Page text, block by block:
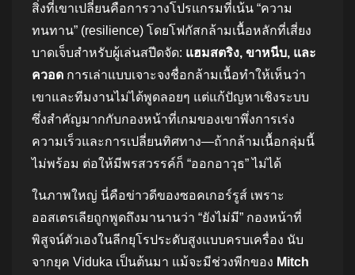
สิ่งที่เขาเปลี่ยนคือการวางโปรแกรมที่เน้น “ความ
ทนทาน” (resilience) โดยโฟกัสกล้ามเนื้อหลักที่เสี่ยง
บาดเจ็บสำหรับผู้เล่นสปีดจัด: แฮมสตริง, ขาหนีบ, และ
ควอด การเล่าแบบเจาะจงชื่อกล้ามเนื้อทำให้เห็นว่า
เขาและทีมงานไม่ได้พูดลอยๆ แต่แก้ปัญหาเชิงระบบ
ซึ่งสำคัญมากกับกองหน้าที่เกมของเขาพึ่งการเร่ง
ความเร็วและการเปลี่ยนทิศทาง—ถ้ากล้ามเนื้อกลุ่มนี้
ไม่พร้อม ต่อให้มีพรสวรรค์ก็ “ออกอาวุธ” ไม่ได้
ในภาพใหญ่ นี่คือข่าวดีของซอคเกอร์รูส์ เพราะ
ออสเตรเลียถูกพูดถึงมานานว่า “ยังไม่มี” กองหน้าที่
พิสูจน์ตัวเองในลีกยุโรประดับสูงแบบครบเครื่อง นับ
จากยุค Viduka เป็นต้นมา แม้จะมีช่วงพีกของ Mitch